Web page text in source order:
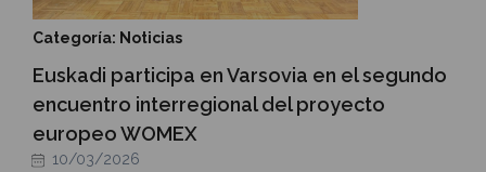
Categoría: Noticias
Euskadi participa en Varsovia en el segundo
encuentro interregional del proyecto
europeo WOMEX
10/03/2026